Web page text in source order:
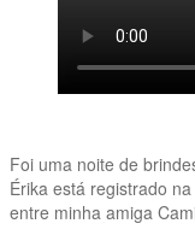
Foi uma noite de
Érika está registrado
entre minha amiga